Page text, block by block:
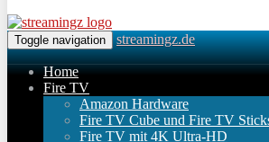
Toggle navigation streamingz.de
Home
Fire TV
Amazon Hardware
Fire TV Cube und Fire TV
Fire TV mit 4K Ultra-HD